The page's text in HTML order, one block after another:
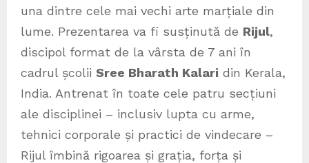
una dintre cele mai vechi arte marțiale din
lume. Prezentarea va fi susținută de Rijul,
discipol format de la vârsta de 7 ani în
cadrul școlii Sree Bharath Kalari din Kerala,
India. Antrenat în toate cele patru secțiuni
ale disciplinei – inclusiv lupta cu arme,
tehnici corporale și practici de vindecare –
Rijul îmbină rigoarea și grația, forța și